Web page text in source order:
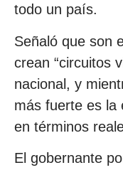
todo un país.
Señaló que son
crean “circuitos
nacional, y
más fuerte es la
en términos
El gobernante